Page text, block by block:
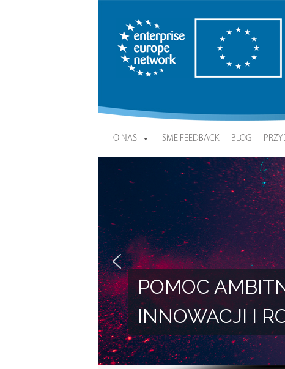
Enterprise Europe Network
O NAS SME FEEDBACK BLOG
POMOC
INNOWACJI I